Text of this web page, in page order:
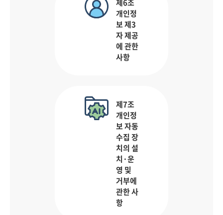
제6조
개인정
보 제3
자 제공
에 관한
사항
제7조
개인정
보 자동
수집 장
치의 설
치·운
영 및
거부에
관한 사
항